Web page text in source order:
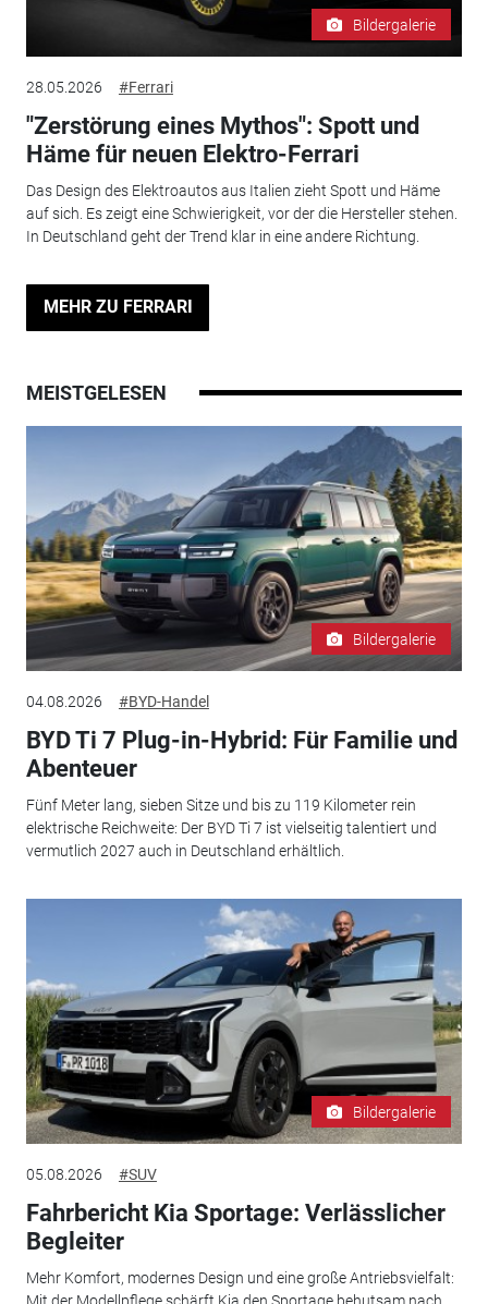
Bildergalerie
28.05.2026 #Ferrari
"Zerstörung eines Mythos": Spott und
Häme für neuen Elektro-Ferrari
Das Design des Elektroautos aus Italien zieht Spott und Häme
auf sich. Es zeigt eine Schwierigkeit, vor der die Hersteller stehen.
In Deutschland geht der Trend klar in eine andere Richtung.
MEHR ZU FERRARI
MEISTGELESEN
Bildergalerie
04.08.2026 #BYD-Handel
BYD Ti 7 Plug-in-Hybrid: Für Familie und
Abenteuer
Fünf Meter lang, sieben Sitze und bis zu 119 Kilometer rein
elektrische Reichweite: Der BYD Ti 7 ist vielseitig talentiert und
vermutlich 2027 auch in Deutschland erhältlich.
Bildergalerie
05.08.2026 #SUV
Fahrbericht Kia Sportage: Verlässlicher
Begleiter
Mehr Komfort, modernes Design und eine große Antriebsvielfalt: